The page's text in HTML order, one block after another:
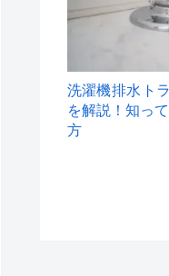
洗濯機排水ト
を解説！知っ
方